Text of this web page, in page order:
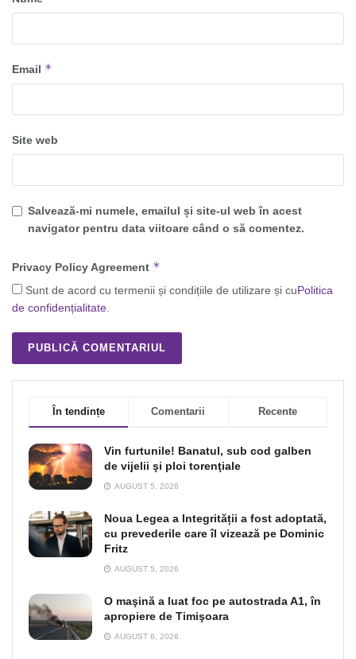
Email *
Site web
Salvează-mi numele, emailul și site-ul web în acest
navigator pentru data viitoare când o să comentez.
Privacy Policy Agreement *
Sunt de acord cu termenii și condițiile de utilizare și cuPolitica
de confidențialitate.
În tendințe Comentarii Recente
Vin furtunile! Banatul, sub cod galben
de vijelii şi ploi torenţiale
AUGUST 5, 2026
Noua Legea a Integrității a fost adoptată,
cu prevederile care îl vizează pe Dominic
Fritz
AUGUST 5, 2026
O maşină a luat foc pe autostrada A1, în
apropiere de Timişoara
AUGUST 6, 2026